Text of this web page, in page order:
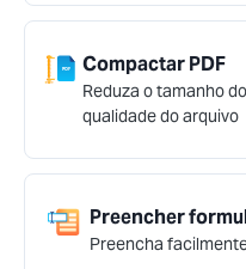
Compactar PDF
Reduza o tamanho
qualidade do arquivo
Preencher
Preencha